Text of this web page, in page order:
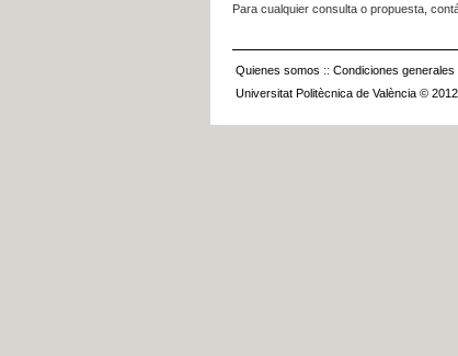
Para cualquier consulta o propuesta,
Quienes somos :: Condiciones
Universitat Politècnica de València © 2012